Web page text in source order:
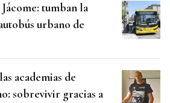
tumban la
urbano de
academias de
sobrevivir gracias a